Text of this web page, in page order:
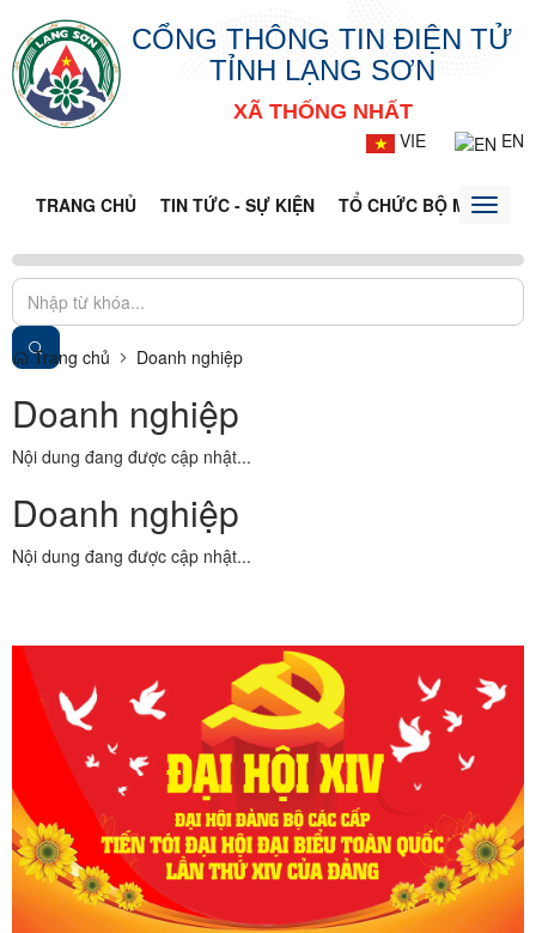
CỔNG THÔNG TIN ĐIỆN TỬ
TỈNH LẠNG SƠN
XÃ THỐNG NHẤT
VIE
EN
TRANG CHỦ TIN TỨC - SỰ KIỆN TỔ CHỨC BỘ MÁYToggle
Trang chủ Doanh nghiệp
Doanh nghiệp
Nội dung đang được cập nhật...
Doanh nghiệp
Nội dung đang được cập nhật...